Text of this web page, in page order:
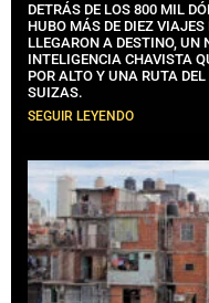
DETRÁS DE LOS 800 MIL
HUBO MÁS DE DIEZ
LLEGARON A DESTINO, UN
INTELIGENCIA CHAVISTA
POR ALTO Y UNA RUTA
SUIZAS.
SEGUIR LEYENDO